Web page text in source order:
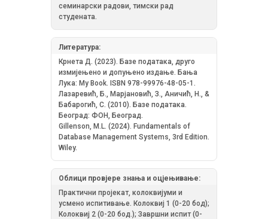
семинарски радови, тимски рад
студената.
Литература:
Крнета Д. (2023). Базе података, друго
измијењено и допуњено издање. Бања
Лука: My Book. ISBN 978-99976-48-05-1.
Лазаревић, Б., Марјановић, З., Аничић, Н., &
Бабарогић, С. (2010). Базе података.
Београд: ФОН, Београд.
Gillenson, M.L. (2024). Fundamentals of
Database Management Systems, 3rd Edition.
Wiley.
Облици провјере знања и оцјењивање:
Практични пројекат, колоквијуми и
усмено испитивање. Колоквиј 1 (0-20 бод);
Колоквиј 2 (0-20 бод.); Завршни испит (0-